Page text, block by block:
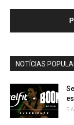
NOTÍCIAS
5